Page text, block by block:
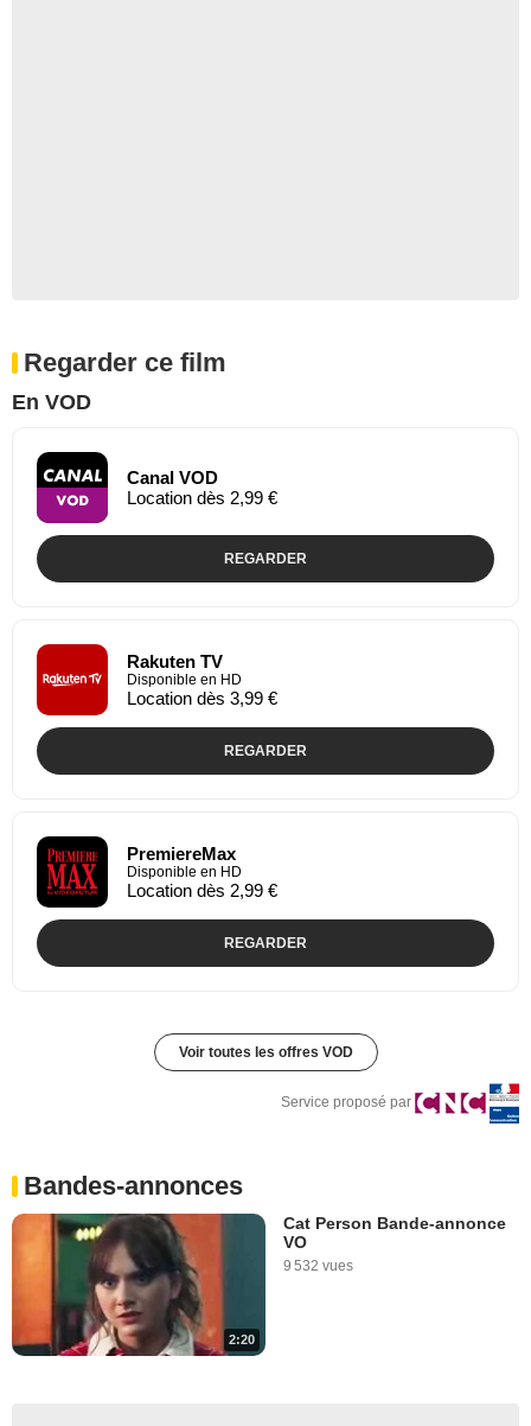
Regarder ce film
En VOD
Canal VOD
Location dès 2,99 €
REGARDER
Rakuten TV
Disponible en HD
Location dès 3,99 €
REGARDER
PremiereMax
Disponible en HD
Location dès 2,99 €
REGARDER
Voir toutes les offres VOD
Service proposé par
Bandes-annonces
2:20
Cat Person Bande-annonce
VO
9 532 vues